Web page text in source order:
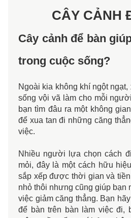
CÂY CẢNH
Cây cảnh để bàn
trong cuộc sống?
Ngoài kia không khí ngột
sống vội vã làm cho mỗi
bạn tìm đâu ra một không
để xua tan đi những căng
việc.
Nhiều người lựa chọn cách
mỏi, đây là một cách hữu
sắp xếp được thời gian và
nhỏ thôi nhưng cũng giúp bạn
việc giảm căng thẳng. Bạn
để bàn trên bàn làm việc đi,